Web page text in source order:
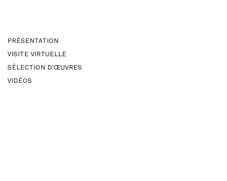
PRÉSENTATION
VISITE VIRTUELLE
SÉLECTION D'ŒUVRES
VIDÉOS